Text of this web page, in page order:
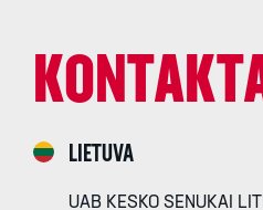
LIETUVA
UAB KESKO SENUKAI